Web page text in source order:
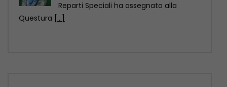
migliaia di residenti hanno un’infezione
correlata all’assistenza, in molti